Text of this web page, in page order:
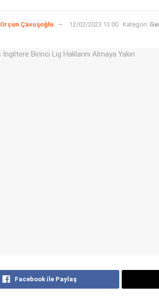
Orçun Çavuşoğlu 12/02/2023 13:00 Kategori:
Facebook ile Paylaş